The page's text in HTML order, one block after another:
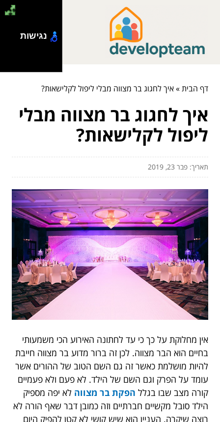
דף הבית»איך לחגוג בר מצווה מבלי ליפול לקלישאות?
איך לחגוג בר מצווה מבלי
ליפול לקלישאות?
תאריך: פבר 23, 2019
אין מחלוקת על כך כי עד לחתונה האירוע הכי משמעותי
בחיים הוא הבר מצווה. לכן זה ברור מדוע בר מצווה חייבת
להיות מושלמת כאשר זה גם השם הטוב של ההורים אשר
עומד על הפרק וגם השם של הילד. לא פעם ולא פעמיים
קורה מצב שבו בגלל הפקת בר מצווה לא יפה מספיק
הילד סובל מקשיים חברתיים וזה כמובן דבר שאף הורה לא
רוצה שיקרה. העניין הוא שיש קושי לא קטן להפיק היום
נגישות